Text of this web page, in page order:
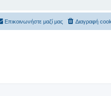
Διαγραφή
Επικοινωνήστε μαζί μας